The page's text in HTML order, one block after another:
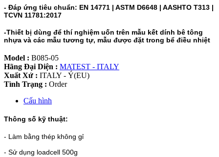
- Đáp ứng tiêu chuẩn: EN 14771 | ASTM D6648 | AASHTO T313 |
TCVN 11781:2017
-Thiết bị dùng để thí nghiệm uốn trên mẫu kết dính bê tông
nhựa và các mẫu tương tự, mẫu được đặt trong bể điều nhiệt
Model : B085-05
Hãng Đại Diện : MATEST - ITALY
Xuất Xứ : ITALY - Ý(EU)
Tình Trạng : Order
Cấu hình
Thông số kỹ thuật:
- Làm bằng thép không gỉ
- Sử dụng loadcell 500g